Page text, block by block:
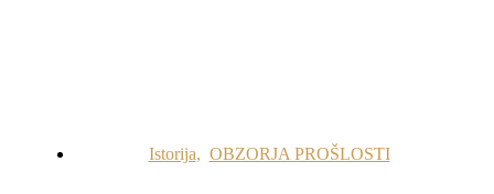
Istorija, OBZORJA PROŠLOSTI